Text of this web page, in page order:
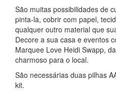
São muitas possibilidades de
pinta-la, cobrir com papel,
qualquer outro material que
Decore a sua casa e eventos
Marquee Love Heidi Swapp,
charmoso para o local.
São necessárias duas pilhas
kit.